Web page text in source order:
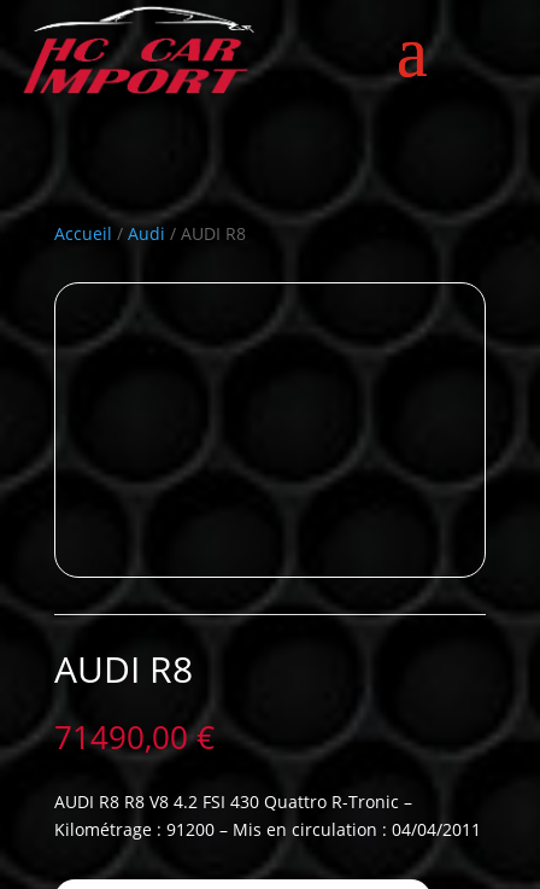
Accueil / Audi / AUDI R8
AUDI R8
71490,00€
AUDI R8 R8 V8 4.2 FSI 430 Quattro R-Tronic –
Kilométrage : 91200 – Mis en circulation : 04/04/2011